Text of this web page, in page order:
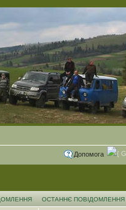
Допомога
ОСТАННЄ ПОВІДОМЛЕННЯ